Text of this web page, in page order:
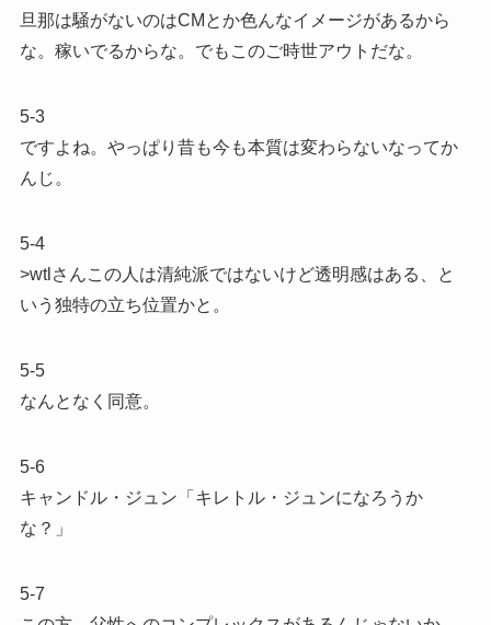
旦那は騒がないのはCMとか色んなイメージがあるから
な。稼いでるからな。でもこのご時世アウトだな。
5-3
ですよね。やっぱり昔も今も本質は変わらないなってか
んじ。
5-4
>wtlさんこの人は清純派ではないけど透明感はある、と
いう独特の立ち位置かと。
5-5
なんとなく同意。
5-6
キャンドル・ジュン「キレトル・ジュンになろうか
な？」
5-7